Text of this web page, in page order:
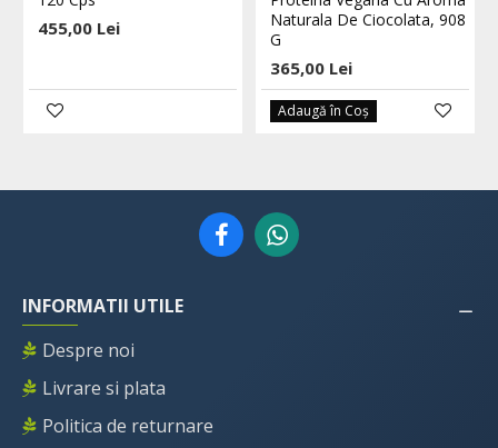
455,00 Lei
Naturala De Ciocolata, 908
G
365,00 Lei
Adaugă în Coş
INFORMATII UTILE
Despre noi
Livrare si plata
Politica de returnare